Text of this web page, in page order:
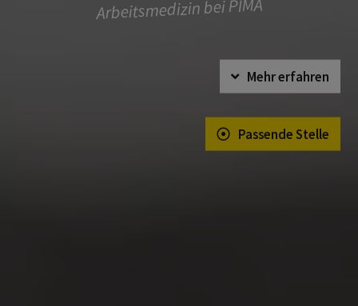
Arbeitsmedizin bei PIMA
Mehr erfahren
Passende Stelle